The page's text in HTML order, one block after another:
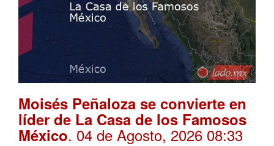
Moisés Peñaloza se convierte en
líder de La Casa de los Famosos
México. 04 de Agosto, 2026 08:33